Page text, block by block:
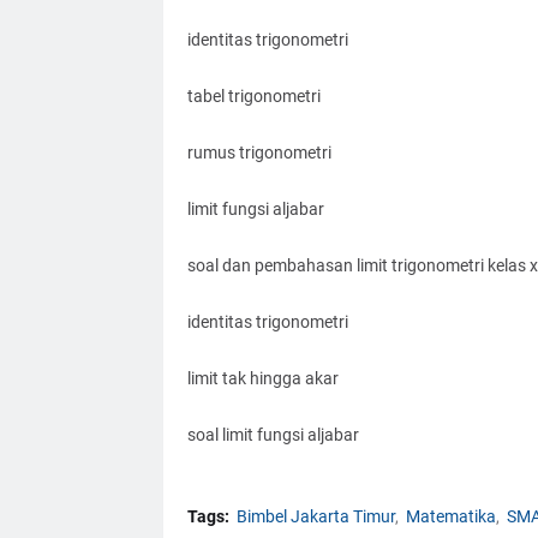
identitas trigonometri
tabel trigonometri
rumus trigonometri
limit fungsi aljabar
soal dan pembahasan limit trigonometri kelas
identitas trigonometri
limit tak hingga akar
soal limit fungsi aljabar
Tags: Bimbel Jakarta Timur Matematika